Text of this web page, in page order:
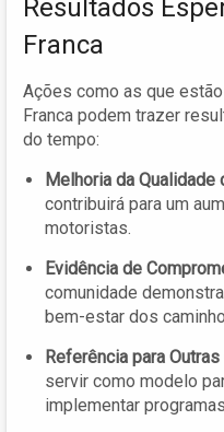
Resultados
Franca
Ações como as que
Franca podem trazer
do tempo:
Melhoria da Qualidade
contribuirá para um
motoristas.
Evidência de
comunidade
bem-estar dos
Referência para
servir como modelo
implementar